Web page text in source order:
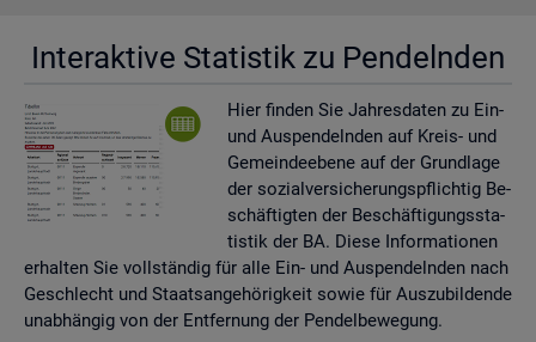
In­ter­ak­ti­ve Sta­tis­tik zu Pen­deln­den
Hier fin­den Sie Jah­res­da­ten zu Ein-
und Aus­pen­deln­den auf Kreis- und
Ge­mein­de­ebe­ne auf der Grund­la­ge
der so­zi­al­ver­si­che­rungs­pflich­tig Be­
schäf­tig­ten der Be­schäf­ti­gungs­sta­
tis­tik der BA. Diese In­for­ma­tio­nen
er­hal­ten Sie voll­stän­dig für alle Ein- und Aus­pen­deln­den nach
Ge­schlecht und Staats­an­ge­hö­rig­keit sowie für Aus­zu­bil­den­de
un­ab­hän­gig von der Ent­fer­nung der Pen­del­be­we­gung.